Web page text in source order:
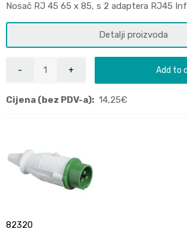
Nosač RJ 45 65 x 85, s 2 adaptera RJ45
Detalji proizvoda
Add to
Cijena (bez PDV-a): 14,25€
82320